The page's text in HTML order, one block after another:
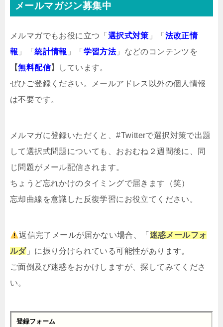
メールマガジン募集中
メルマガでもお役に立つ「 選択式対策 」「 法改正情
報 」「統計情報 」「 学習方法」などのコンテンツを
【無料配信】
しています。
ぜひご登録ください。メールアドレス以外の個人情報
は不要です。
メルマガに登録いただくと、#Twitterで選択対策で出題
して選択式問題についても、おおむね２週間後に、同
じ問題がメール配信されます。
ちょうど忘れかけのタイミングで届きます（笑）
忘却曲線を意識した反復学習にお役立てください。
返信完了メールが届かない場合、「 迷惑メールフォ
ルダ 」に振り分けられている可能性があります。
ご面倒及び迷惑をおかけしますが、探してみてくださ
い。